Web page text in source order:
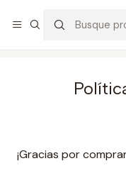
¡Gracias por